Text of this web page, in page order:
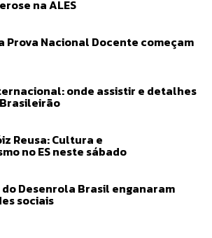
na ALES
Prova Nacional Docente começam
onde assistir e detalhes
Reusa: Cultura e
no ES neste sábado
Desenrola Brasil enganaram
sociais